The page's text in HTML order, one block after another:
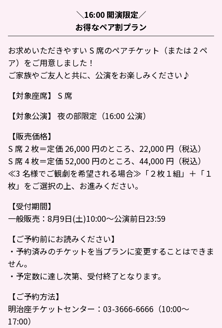
＼16:00 開演限定／
お得なペア割プラン
お求めいただきやすい S 席のペアチケット（または 2 ペ
ア）をご用意しました！
ご家族やご友人と共に、公演をお楽しみください♪
【対象座席】 S 席
【対象公演】 夜の部限定（16:00 公演）
【販売価格】
S 席 2 枚＝定価 26,000 円のところ、22,000 円（税込）
S 席 4 枚＝定価 52,000 円のところ、44,000 円（税込）
≪3 名様でご観劇を希望される場合≫「２枚１組」＋「１
枚」をご選択の上、お進みください。
【受付期間】
一般販売：8月9日(土)10:00～公演前日23:59
【ご予約前にお読みください】
・予約済みのチケットを当プランに変更することはできま
せん。
・予定数に達し次第、受付終了となります。
【ご予約方法】
明治座チケットセンター：03-3666-6666（10:00～
17:00）